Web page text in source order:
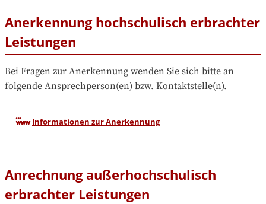
Anerkennung hochschulisch erbrachter
Leistungen
Bei Fragen zur Anerkennung wenden Sie sich bitte an
folgende Ansprechperson(en) bzw. Kontaktstelle(n).
Informationen zur Anerkennung
Anrechnung außerhochschulisch
erbrachter Leistungen